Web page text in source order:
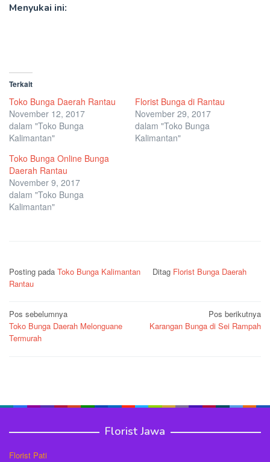
Menyukai ini:
Terkait
Toko Bunga Daerah Rantau
November 12, 2017
dalam "Toko Bunga
Kalimantan"
Florist Bunga di Rantau
November 29, 2017
dalam "Toko Bunga
Kalimantan"
Toko Bunga Online Bunga
Daerah Rantau
November 9, 2017
dalam "Toko Bunga
Kalimantan"
Posting pada Toko Bunga Kalimantan Ditag Florist Bunga Daerah
Rantau
Navigasi
pos
Pos sebelumnya
Toko Bunga Daerah Melonguane
Termurah
Pos berikutnya
Karangan Bunga di Sei Rampah
Florist Jawa
Florist Pati